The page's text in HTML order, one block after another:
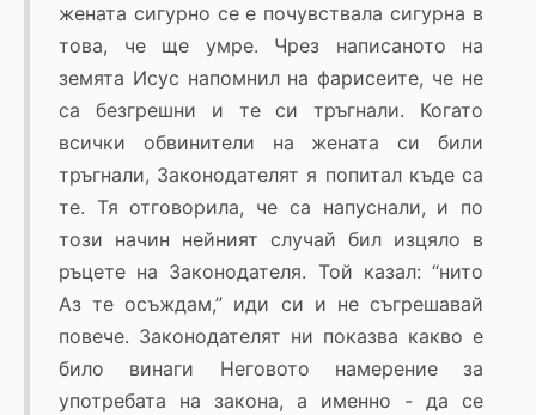
жената сигурно се е почувствала сигурна в
това, че ще умре. Чрез написаното на
земята Исус напомнил на фарисеите, че не
са безгрешни и те си тръгнали. Когато
всички обвинители на жената си били
тръгнали, Законодателят я попитал къде са
те. Тя отговорила, че са напуснали, и по
този начин нейният случай бил изцяло в
ръцете на Законодателя. Той казал: “нито
Аз те осъждам,” иди си и не съгрешавай
повече. Законодателят ни показва какво е
било винаги Неговото намерение за
употребата на закона, а именно - да се